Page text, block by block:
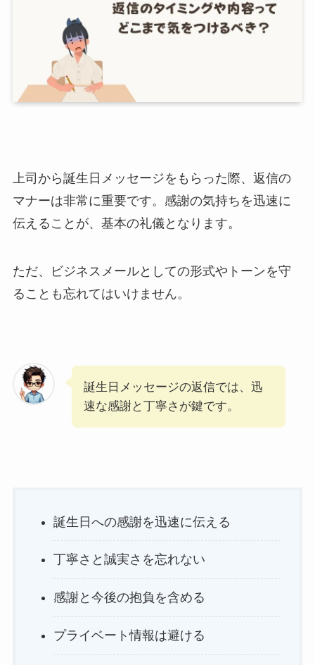
上司から誕生日メッセージをもらった際、返信の
マナーは非常に重要です。 感謝の気持ちを迅速に
伝える ことが、基本の礼儀となります。
ただ、ビジネスメールとしての形式やトーンを守
ることも忘れてはいけません。
誕生日メッセージの返信では、迅
速な感謝と丁寧さが鍵です。
誕生日への感謝を迅速に伝える
丁寧さと誠実さを忘れない
感謝と今後の抱負を含める
プライベート情報は避ける